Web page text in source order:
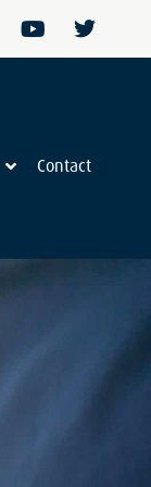
Contact